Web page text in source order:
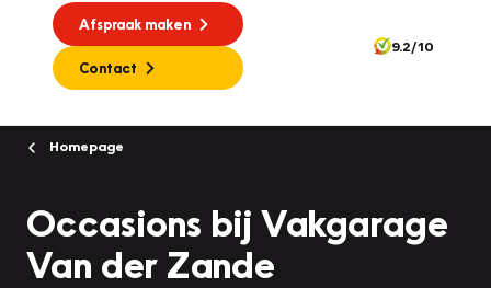
Afspraak maken
Contact
9.2/10
Homepage
Occasions bij Vakgarage
Van der Zande